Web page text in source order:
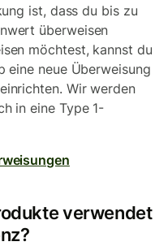
ist, dass du bis zu
überweisen
möchtest, kannst du
eine neue Überweisung
Wir werden
in eine Type 1-
verwendet